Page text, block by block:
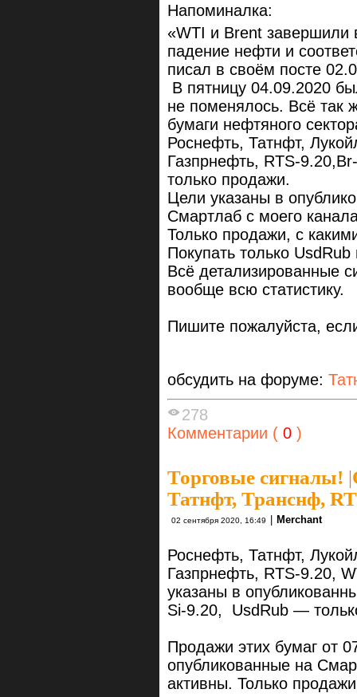
Напоминалка:
«WTI и Brent завершили
падение нефти и
писал в своём посте
В пятницу 04.09.2020
не поменялось. Всё так
бумаги нефтяного
Роснефть, Татнфт,
Газпрнефть, RTS-
только продажи.
Цели указаны в
Смартлаб с моего
Только продажи, с
Покупать только
Всё детализированные
вообще всю статистику.
Пишите пожалуйста,
обсудить на форуме:
278
Комментарии ( 0 )
Торговые сигналы! |
Татнфт, Транснф,
02 сентября 2020, 16:49 Merchant
Роснефть, Татнфт,
Газпрнефть, RTS-9.20,
указаны в
Si-9.20, UsdRub —
Продажи этих бумаг от
опубликованные на
активны. Только